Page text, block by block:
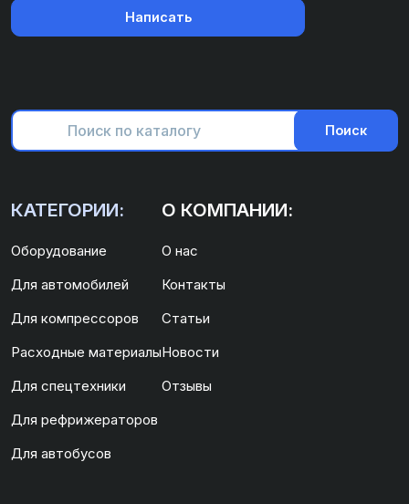
Написать
Поиск
КАТЕГОРИИ:
Оборудование
Для автомобилей
Для компрессоров
Расходные материалы
Для спецтехники
Для рефрижераторов
Для автобусов
О КОМПАНИИ:
О нас
Контакты
Статьи
Новости
Отзывы